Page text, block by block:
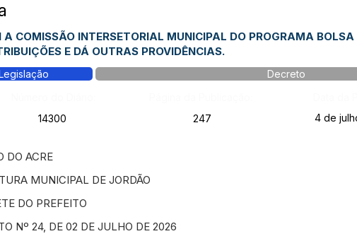
A COMISSÃO INTERSETORIAL MUNICIPAL DO PROGRAMA
E DÁ OUTRAS PROVIDÊNCIAS.
Decreto
14300
247 4 de
DO ACRE
MUNICIPAL DE JORDÃO
DO PREFEITO
Nº 24, DE 02 DE JULHO DE 2026